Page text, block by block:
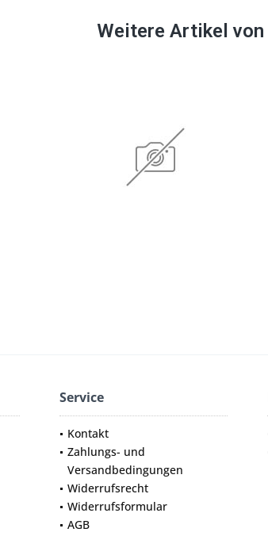
Weitere Artikel von
Service
Kontakt
Zahlungs- und
Versandbedingungen
Widerrufsrecht
Widerrufsformular
AGB